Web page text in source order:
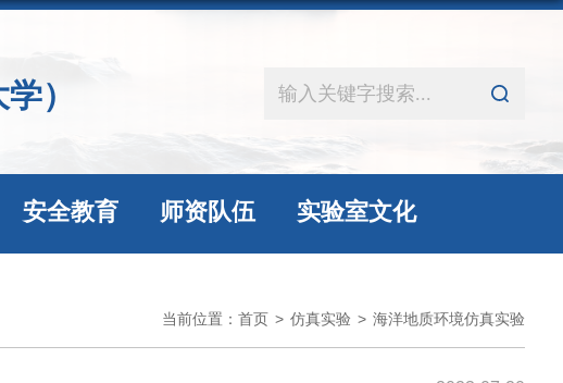
）
安全教育 师资队伍 实验室文化
当前位置：首页 > 仿真实验 > 海洋地质环境仿真实验